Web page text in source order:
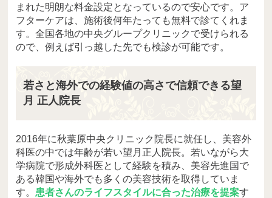
まれた明朗な料金設定となっているので安心です。ア
フターケアは、施術後何年たっても無料で診てくれま
す。全国各地の中央グループクリニックで受けられる
ので、例えば引っ越した先でも検診が可能です。
若さと海外での経験値の高さで信頼できる望
月 正人院長
2016年に秋葉原中央クリニック院長に就任し、美容外
科医の中では年齢が若い望月正人院長。若いながら大
学病院で形成外科医として経験を積み、美容先進国で
ある韓国や海外でも多くの美容技術を取得していま
す。 患者さんのライフスタイルに合った治療を提案す